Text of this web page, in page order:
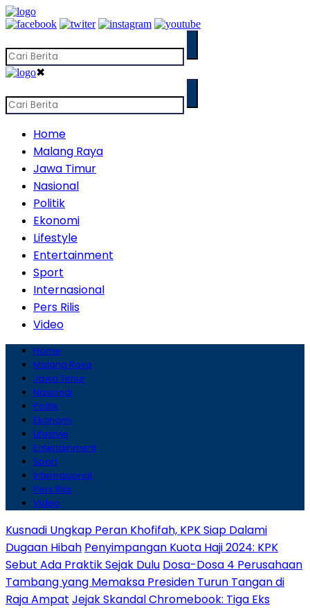
✖
Home
Malang Raya
Jawa Timur
Nasional
Politik
Ekonomi
Lifestyle
Entertainment
Sport
Internasional
Pers Rilis
Video
Home
Malang Raya
Jawa Timur
Nasional
Politik
Ekonomi
Lifestyle
Entertainment
Sport
Internasional
Pers Rilis
Video
Kusnadi Ungkap Peran Khofifah, KPK Siap Dalami
Dugaan Hibah Penyimpangan Kuota Haji 2024: KPK
Sebut Ada Praktik Sejak Dulu Dosa-Dosa 4 Perusahaan
Tambang yang Memaksa Presiden Turun Tangan di
Raja Ampat Jejak Skandal Chromebook: Tiga Eks